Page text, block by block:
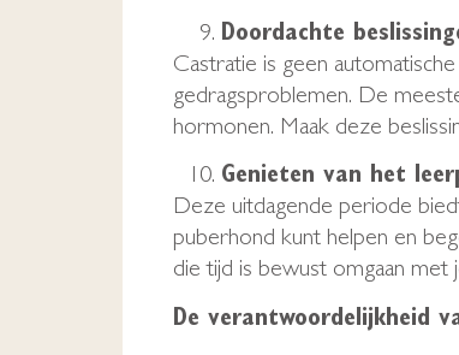
Doordachte
Castratie is geen
gedragsproblemen. De
hormonen. Maak deze
Genieten van het
Deze uitdagende periode
puberhond kunt helpen en
die tijd is bewust omgaan met
De verantwoordelijkheid